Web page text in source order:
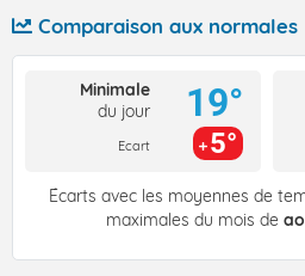
Comparaison aux normales
Minimale
du jour
Ecart
19°
5°
Écarts avec les moyennes de
maximales du mois de